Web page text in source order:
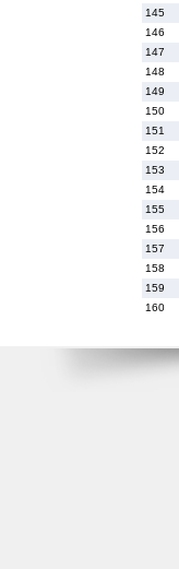
145
146
147
148
149
150
151
152
153
154
155
156
157
158
159
160